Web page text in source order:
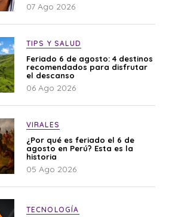
07 Ago 2026
TIPS Y SALUD
Feriado 6 de agosto: 4 destinos
recomendados para disfrutar
el descanso
06 Ago 2026
VIRALES
¿Por qué es feriado el 6 de
agosto en Perú? Esta es la
historia
05 Ago 2026
TECNOLOGÍA